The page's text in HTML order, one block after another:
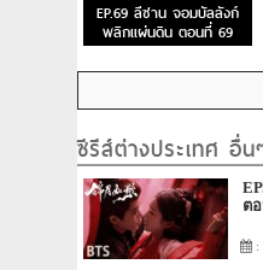
EP.69 ลีซาน จอมบัลลังก์
พลิกแผ่นดิน ตอนที่ 69
ซีรีส์ต่างประเทศ อื่น
ต
: